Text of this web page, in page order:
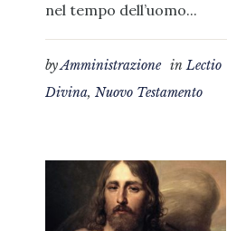
nel tempo dell’uomo...
byAmministrazione inLectio
Divina, Nuovo Testamento